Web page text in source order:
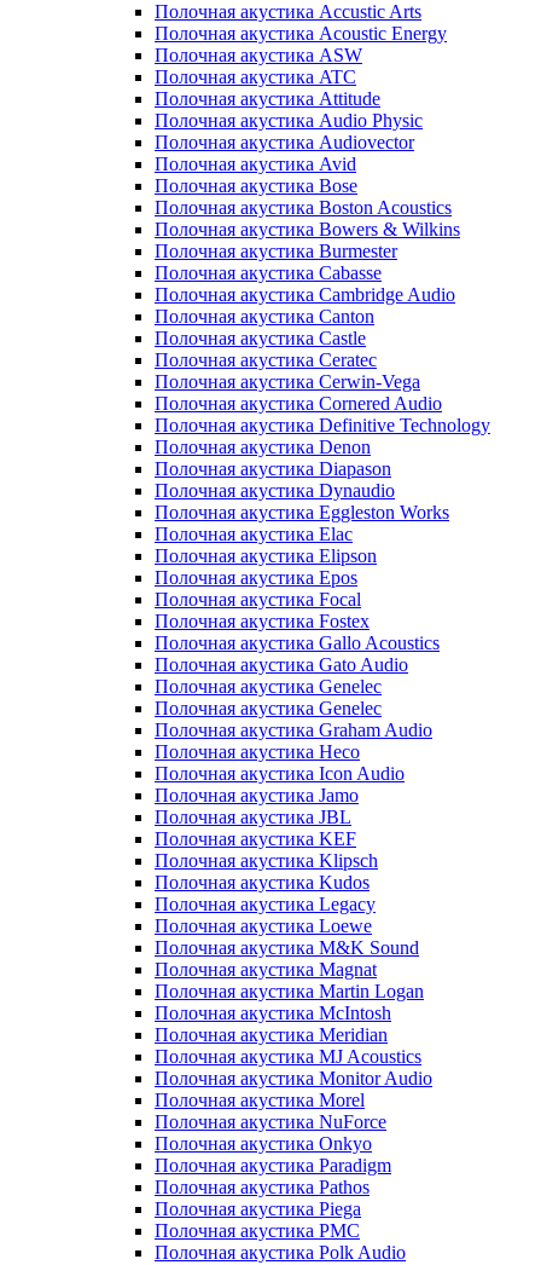
Полочная акустика Accustic Arts
Полочная акустика Acoustic Energy
Полочная акустика ASW
Полочная акустика ATC
Полочная акустика Attitude
Полочная акустика Audio Physic
Полочная акустика Audiovector
Полочная акустика Avid
Полочная акустика Bose
Полочная акустика Boston Acoustics
Полочная акустика Bowers & Wilkins
Полочная акустика Burmester
Полочная акустика Cabasse
Полочная акустика Cambridge Audio
Полочная акустика Canton
Полочная акустика Castle
Полочная акустика Ceratec
Полочная акустика Cerwin-Vega
Полочная акустика Cornered Audio
Полочная акустика Definitive Technology
Полочная акустика Denon
Полочная акустика Diapason
Полочная акустика Dynaudio
Полочная акустика Eggleston Works
Полочная акустика Elac
Полочная акустика Elipson
Полочная акустика Epos
Полочная акустика Focal
Полочная акустика Fostex
Полочная акустика Gallo Acoustics
Полочная акустика Gato Audio
Полочная акустика Genelec
Полочная акустика Genelec
Полочная акустика Graham Audio
Полочная акустика Heco
Полочная акустика Icon Audio
Полочная акустика Jamo
Полочная акустика JBL
Полочная акустика KEF
Полочная акустика Klipsch
Полочная акустика Kudos
Полочная акустика Legacy
Полочная акустика Loewe
Полочная акустика M&K Sound
Полочная акустика Magnat
Полочная акустика Martin Logan
Полочная акустика McIntosh
Полочная акустика Meridian
Полочная акустика MJ Acoustics
Полочная акустика Monitor Audio
Полочная акустика Morel
Полочная акустика NuForce
Полочная акустика Onkyo
Полочная акустика Paradigm
Полочная акустика Pathos
Полочная акустика Piega
Полочная акустика PMC
Полочная акустика Polk Audio